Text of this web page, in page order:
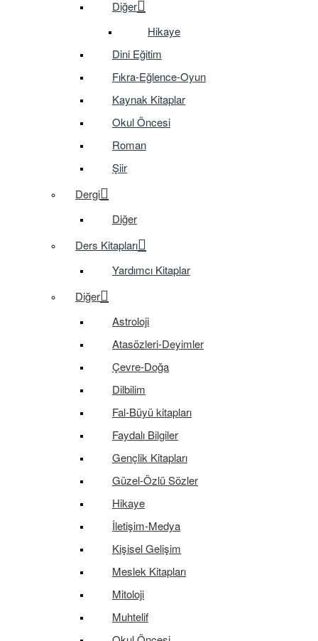
Diğer
Hikaye
Dini Eğitim
Fıkra-Eğlence-Oyun
Kaynak Kitaplar
Okul Öncesi
Roman
Şiir
Dergi
Diğer
Ders Kitapları
Yardımcı Kitaplar
Diğer
Astroloji
Atasözleri-Deyimler
Çevre-Doğa
Dilbilim
Fal-Büyü kitapları
Faydalı Bilgiler
Gençlik Kitapları
Güzel-Özlü Sözler
Hikaye
İletişim-Medya
Kişisel Gelişim
Meslek Kitapları
Mitoloji
Muhtelif